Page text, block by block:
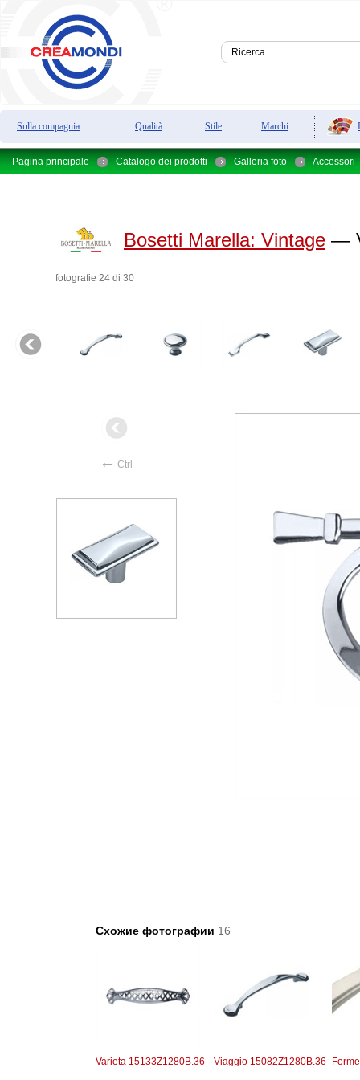
Sulla compagnia Qualità Stile Marchi
Pagina principale Catalogo dei prodotti Galleria foto Accessori
Bosetti Marella: Vintage —
fotografie 24 di 30
← Ctrl
Схожие фотографии 16
Varieta 15133Z1280B.36 Viaggio 15082Z1280B.36